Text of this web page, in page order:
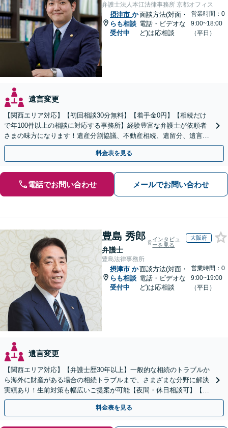
弁護士法人本江法律事務所 京都オフィス
摂津市 か
らも相談
受付中
面談方法(対面・
電話・ビデオな
ど)は応相談
営業時間：0
9:00~18:00
（平日）
遺言変更
【関西エリア対応】【初回相談30分無料】【着手金0円】【相続だけ
で年100件以上の相談に対応する事務所】経験豊富な弁護士が依頼者
さまの味方になります！遺産分割協議、不動産相続、遺留分、遺言書
の作成など【烏丸御池駅7分】
料金表を見る
電話でお問い合わせ メールでお問い合わせ
豊島 秀郎
弁護士
インタビュ
ーを見る
大阪府
豊島法律事務所
摂津市 か
らも相談
受付中
面談方法(対面・
電話・ビデオな
ど)は応相談
営業時間：0
9:00~19:00
（平日）
遺言変更
【関西エリア対応】【弁護士歴30年以上】一般的な相続のトラブルか
ら海外に財産がある場合の相続トラブルまで、さまざまな分野に解決
実績あり！生前対策も幅広いご提案が可能【夜間・休日相談可】【完
全個室】
料金表を見る